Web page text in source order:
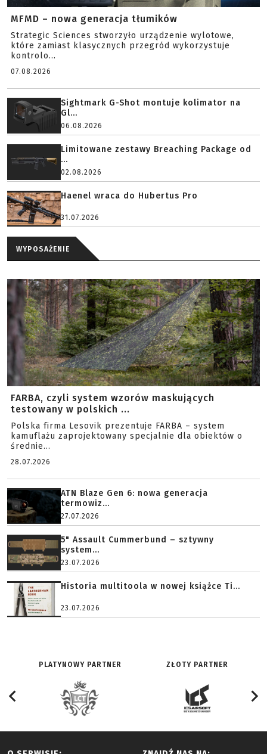
MFMD – nowa generacja tłumików
Strategic Sciences stworzyło urządzenie wylotowe,
które zamiast klasycznych przegród wykorzystuje
kontrolo...
07.08.2026
Sightmark G-Shot montuje kolimator na
Gl...
06.08.2026
Limitowane zestawy Breaching Package od
...
02.08.2026
Haenel wraca do Hubertus Pro
31.07.2026
WYPOSAŻENIE
FARBA, czyli system wzorów maskujących
testowany w polskich ...
Polska firma Lesovik prezentuje FARBA – system
kamuflażu zaprojektowany specjalnie dla obiektów o
średnie...
28.07.2026
ATN Blaze Gen 6: nowa generacja
termowiz...
27.07.2026
5" Assault Cummerbund – sztywny
system...
23.07.2026
Historia multitoola w nowej książce Ti...
23.07.2026
PLATYNOWY PARTNER ZŁOTY PARTNER